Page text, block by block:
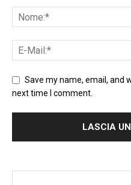
Save my name, email, and
next time I comment.